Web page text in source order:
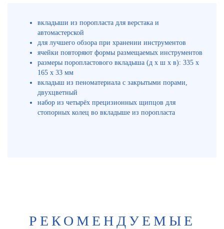
вкладыши из поропласта для верстака и
автомастерской
для лучшего обзора при хранении инструментов
ячейки повторяют формы размещаемых инструментов
размеры поропластового вкладыша (д x ш x в): 335 x
165 x 33 мм
вкладыш из пеноматериала с закрытыми порами,
двухцветный
набор из четырёх прецизионных щипцов для
стопорных колец во вкладыше из поропласта
РЕКОМЕНДУЕМЫЕ